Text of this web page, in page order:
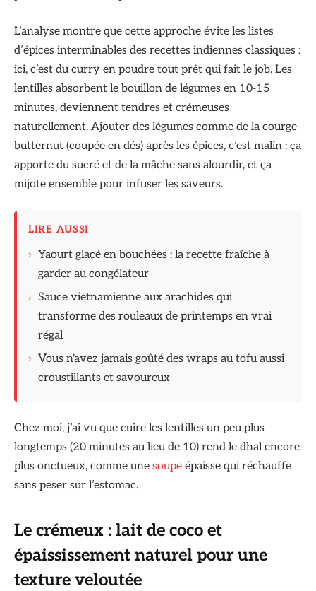
L’analyse montre que cette approche évite les listes
d’épices interminables des recettes indiennes classiques :
ici, c’est du curry en poudre tout prêt qui fait le job. Les
lentilles absorbent le bouillon de légumes en 10-15
minutes, deviennent tendres et crémeuses
naturellement. Ajouter des légumes comme de la courge
butternut (coupée en dés) après les épices, c’est malin : ça
apporte du sucré et de la mâche sans alourdir, et ça
mijote ensemble pour infuser les saveurs.
LIRE AUSSI
› Yaourt glacé en bouchées : la recette fraîche à
garder au congélateur
› Sauce vietnamienne aux arachides qui
transforme des rouleaux de printemps en vrai
régal
› Vous n'avez jamais goûté des wraps au tofu aussi
croustillants et savoureux
Chez moi, j’ai vu que cuire les lentilles un peu plus
longtemps (20 minutes au lieu de 10) rend le dhal encore
plus onctueux, comme une soupe épaisse qui réchauffe
sans peser sur l’estomac.
Le crémeux : lait de coco et
épaississement naturel pour une
texture veloutée